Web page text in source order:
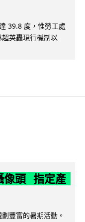
39.8 度，惟勞工處
英轟現行機制以
像頭 指定產
豐富的暑期活動。